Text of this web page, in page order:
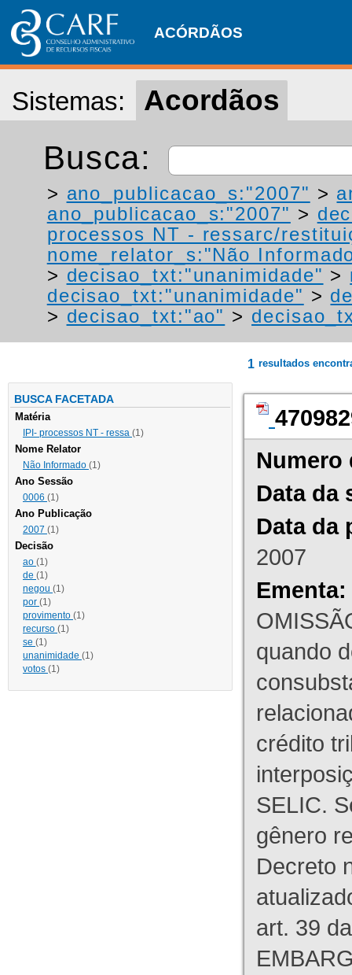
ACÓRDÃOS
Sistemas: Acordãos
Busca:
> ano_publicacao_s:"2007" >
ano_publicacao_s:"2007" >
processos NT - ressarc/
nome_relator_s:"Não
> decisao_txt:"unanimidade" >
decisao_txt:"unanimidade" >
> decisao_txt:"ao" >
BUSCA FACETADA
Matéria
IPI- processos NT - ressa (1)
Nome Relator
Não Informado (1)
Ano Sessão
0006 (1)
Ano Publicação
2007 (1)
Decisão
ao (1)
de (1)
negou (1)
por (1)
provimento (1)
recurso (1)
se (1)
unanimidade (1)
votos (1)
1 resultados
Numero
Data da
Data da
2007
Ementa:
quando
crédito
SELIC.
gênero
Decreto
art. 39